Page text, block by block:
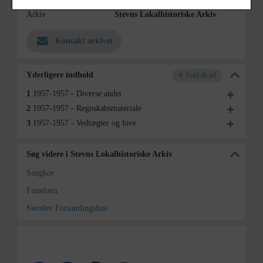
Arkiv Stevns Lokalhistoriske Arkiv
Kontakt arkivet
Yderligere indhold Fold alt ud
1 1957-1957 - Diverse andet
2 1957-1957 - Regnskabsmateriale
3 1957-1957 - Vedtægter og love
Søg videre i Stevns Lokalhistoriske Arkiv
Sangkor
Fastelavn
Sierslev Forsamlingshus